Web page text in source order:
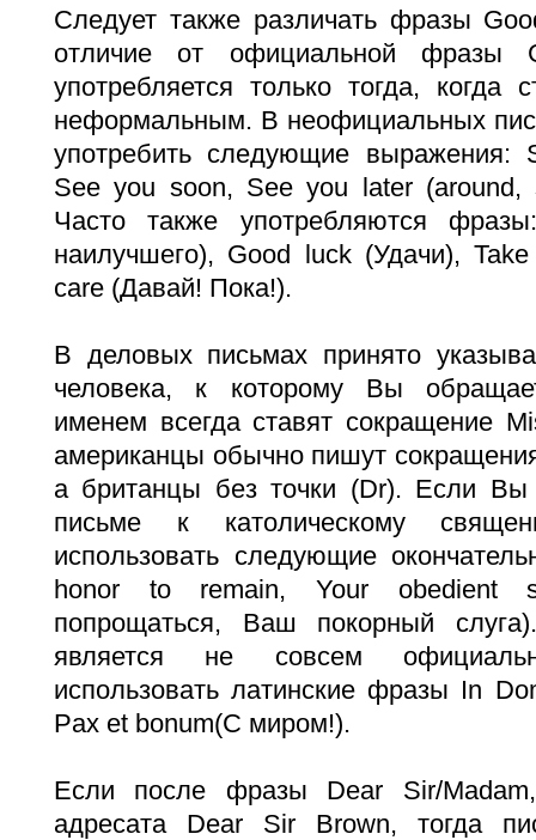
Следует также различать фразы
отличие от официальной фразы
употребляется только тогда, когда
неформальным. В неофициальных
употребить следующие выражения:
See you soon, See you later (around,
Часто также употребляются
наилучшего), Good luck (Удачи),
care (Давай! Пока!).
В деловых письмах принято
человека, к которому Вы
именем всегда ставят сокращение
американцы обычно пишут
а британцы без точки (Dr). Если
письме к католическому
использовать следующие
honor to remain, Your obedient
попрощаться, Ваш покорный
является не совсем
использовать латинские фразы In
Pax et bonum(С миром!).
Если после фразы Dear Sir/
адресата Dear Sir Brown, тогда